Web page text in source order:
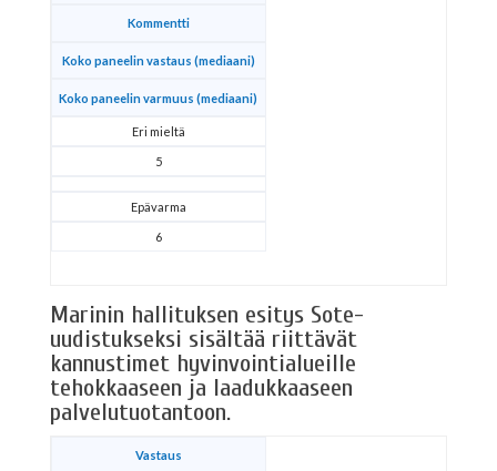
Kommentti
Koko paneelin vastaus (mediaani)
Koko paneelin varmuus (mediaani)
Eri mieltä
5
Epävarma
6
Marinin hallituksen esitys Sote-
uudistukseksi sisältää riittävät
kannustimet hyvinvointialueille
tehokkaaseen ja laadukkaaseen
palvelutuotantoon.
Vastaus